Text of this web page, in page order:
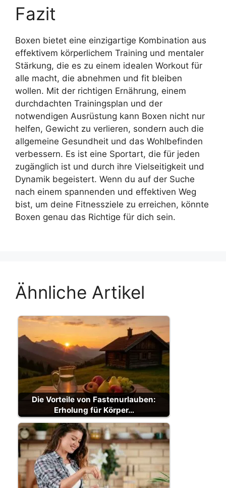
Fazit
Boxen bietet eine einzigartige Kombination aus
effektivem körperlichem Training und mentaler
Stärkung, die es zu einem idealen Workout für
alle macht, die abnehmen und fit bleiben
wollen. Mit der richtigen Ernährung, einem
durchdachten Trainingsplan und der
notwendigen Ausrüstung kann Boxen nicht nur
helfen, Gewicht zu verlieren, sondern auch die
allgemeine Gesundheit und das Wohlbefinden
verbessern. Es ist eine Sportart, die für jeden
zugänglich ist und durch ihre Vielseitigkeit und
Dynamik begeistert. Wenn du auf der Suche
nach einem spannenden und effektiven Weg
bist, um deine Fitnessziele zu erreichen, könnte
Boxen genau das Richtige für dich sein.
Ähnliche Artikel
Die Vorteile von Fastenurlauben:
Erholung für Körper…